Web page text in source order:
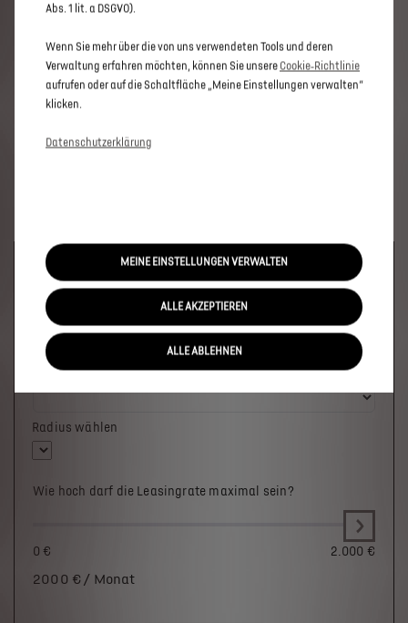
Welches Fahrzeug möchten Sie?
Wo soll das Fahrzeug stehen?
Radius wählen
Wie hoch darf die Leasingrate maximal sein?
0 € 2.000 €
2000 € / Monat
Abs. 1 lit. a DSGVO).
Wenn Sie mehr über die von uns verwendeten Tools und deren
Verwaltung erfahren möchten, können Sie unsere Cookie‑Richtlinie
aufrufen oder auf die Schaltfläche „Meine Einstellungen verwalten“
klicken.
Datenschutzerklärung
MEINE EINSTELLUNGEN VERWALTEN
ALLE AKZEPTIEREN
ALLE ABLEHNEN